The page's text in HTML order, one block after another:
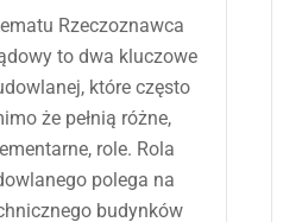
Rzeczoznawca
to dwa kluczowe
które często
że pełnią różne,
role. Rola
polega na
budynków